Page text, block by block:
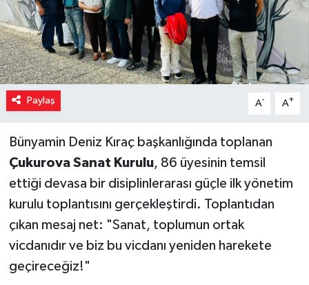
Paylaş A- A+
Bünyamin Deniz Kıraç başkanlığında toplanan
Çukurova Sanat Kurulu, 86 üyesinin temsil
ettiği devasa bir disiplinlerarası güçle ilk yönetim
kurulu toplantısını gerçekleştirdi. Toplantıdan
çıkan mesaj net: "Sanat, toplumun ortak
vicdanıdır ve biz bu vicdanı yeniden harekete
geçireceğiz!"
Yerel Yönetimler
Yurttan